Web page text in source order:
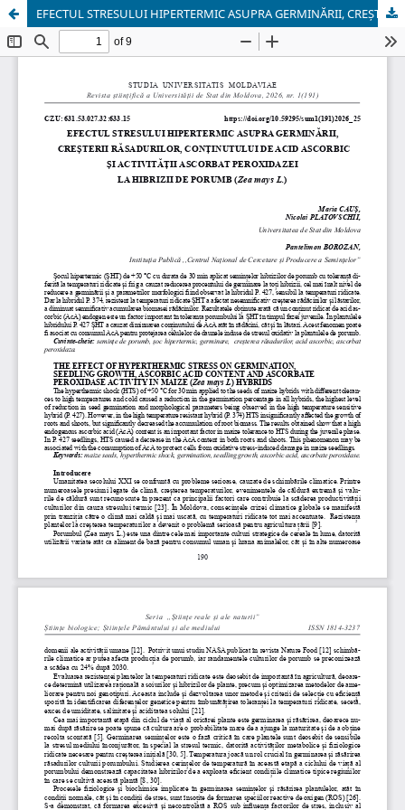
EFECTUL STRESULUI HIPERTERMIC ASUPRA GERMINĂRII, CREȘTERII RĂSADURILOR, CONȚINUTULUI DE ACID ASCORBIC ȘI ACTIVITĂȚII ASCORBAT PEROXIDAZEI